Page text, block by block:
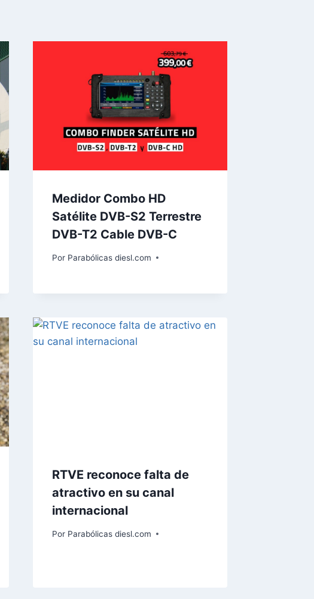
Medidor Combo HD
Satélite DVB-S2 Terrestre
DVB-T2 Cable DVB-C
Por Parabólicas diesl.com
RTVE reconoce falta de
atractivo en su canal
internacional
Por Parabólicas diesl.com